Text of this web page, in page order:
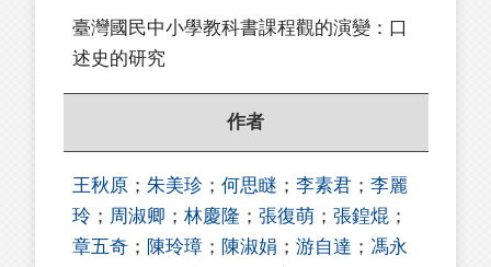
臺灣國民中小學教科書課程觀的演變：口
述史的研究
作者
王秋原 ； 朱美珍 ； 何思瞇 ； 李素君 ； 李麗
玲 ； 周淑卿 ； 林慶隆 ； 張復萌 ； 張鍠焜 ；
章五奇 ； 陳玲璋 ； 陳淑娟 ； 游自達 ； 馮永